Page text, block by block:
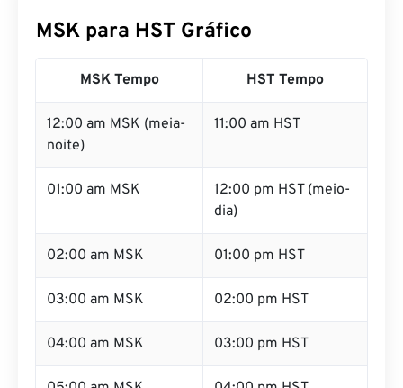
MSK para HST Gráfico
MSK Tempo HST Tempo
12:00 am MSK (meia-
noite)
11:00 am HST
01:00 am MSK
12:00 pm HST (meio-
dia)
02:00 am MSK 01:00 pm HST
03:00 am MSK 02:00 pm HST
04:00 am MSK 03:00 pm HST